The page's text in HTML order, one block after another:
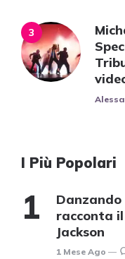
I Più Popolari
Danzando
racconta
Jackson
1 Mese Ago